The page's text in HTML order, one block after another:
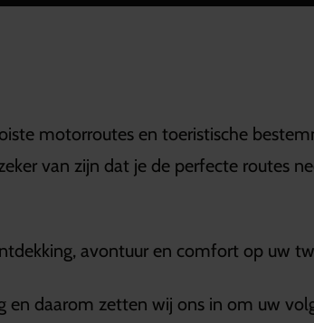
motorroutes en toeristische
van zijn dat je de perfecte routes
avontuur en comfort op uw
daarom zetten wij ons in om uw